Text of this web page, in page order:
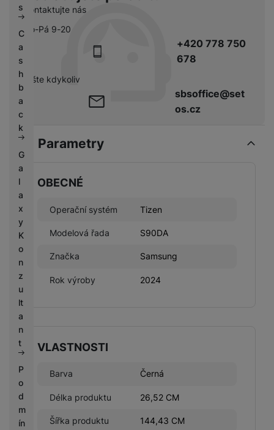
s
C
a
s
h
b
a
c
k
G
a
l
a
x
y
K
o
n
z
u
lt
a
n
t
P
o
d
m
ín
Kontaktujte nás
Po-Pá 9-20
+420 778 750
678
pište kdykoliv
sbsoffice@set
os.cz
Parametry
OBECNÉ
Operační systém Tizen
Modelová řada S90DA
Značka Samsung
Rok výroby 2024
VLASTNOSTI
Barva Černá
Délka produktu 26,52 CM
Šířka produktu 144,43 CM